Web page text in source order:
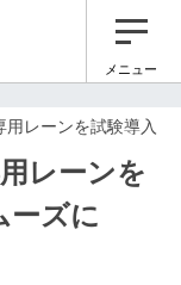
メニュー
用レーンを試験導入
レーンを
ズに